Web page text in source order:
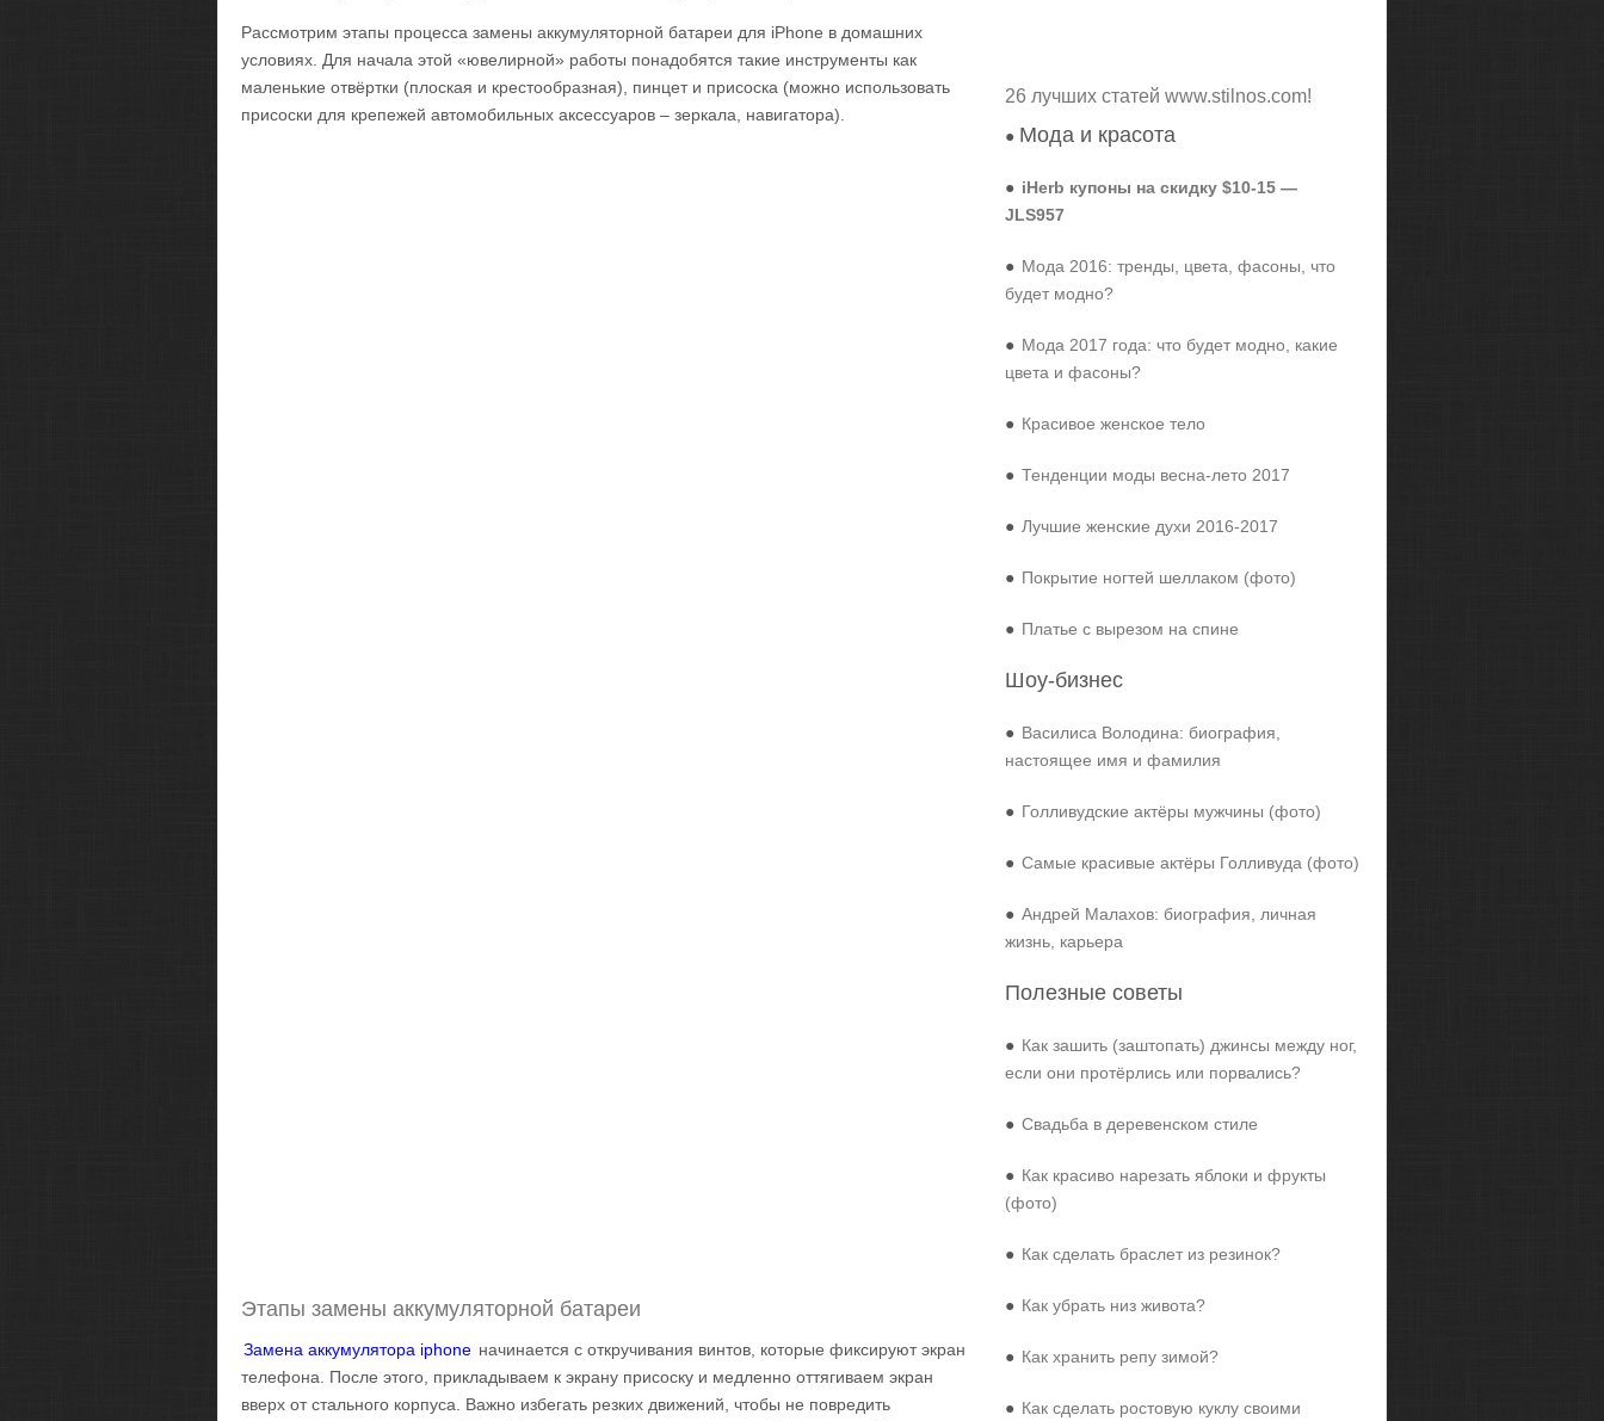
Рассмотрим этапы процесса замены аккумуляторной батареи для iPhone в домашних
условиях. Для начала этой «ювелирной» работы понадобятся такие инструменты как
маленькие отвёртки (плоская и крестообразная), пинцет и присоска (можно использовать
присоски для крепежей автомобильных аксессуаров – зеркала, навигатора).
Этапы замены аккумуляторной батареи
Замена аккумулятора iphone начинается с откручивания винтов, которые фиксируют экран
телефона. После этого, прикладываем к экрану присоску и медленно оттягиваем экран
вверх от стального корпуса. Важно избегать резких движений, чтобы не повредить
26 лучших статей www.stilnos.com!
● Мода и красота
● iHerb купоны на скидку $10-15 —
JLS957
● Мода 2016: тренды, цвета, фасоны, что
будет модно?
● Мода 2017 года: что будет модно, какие
цвета и фасоны?
● Красивое женское тело
● Тенденции моды весна-лето 2017
● Лучшие женские духи 2016-2017
● Покрытие ногтей шеллаком (фото)
● Платье с вырезом на спине
Шоу-бизнес
● Василиса Володина: биография,
настоящее имя и фамилия
● Голливудские актёры мужчины (фото)
● Самые красивые актёры Голливуда (фото)
● Андрей Малахов: биография, личная
жизнь, карьера
Полезные советы
● Как зашить (заштопать) джинсы между ног,
если они протёрлись или порвались?
● Свадьба в деревенском стиле
● Как красиво нарезать яблоки и фрукты
(фото)
● Как сделать браслет из резинок?
● Как убрать низ живота?
● Как хранить репу зимой?
● Как сделать ростовую куклу своими